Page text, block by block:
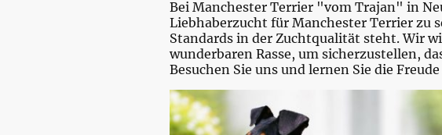
Bei Manchester Terrier "vom Trajan" in
Liebhaberzucht für Manchester Terrier zu
Standards in der Zuchtqualität steht. Wir
wunderbaren Rasse, um sicherzustellen,
Besuchen Sie uns und lernen Sie die